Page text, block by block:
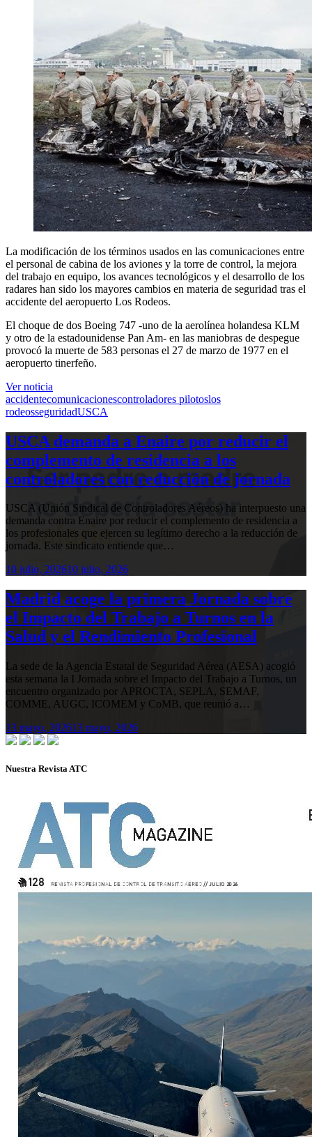
La modificación de los términos usados en las comunicaciones entre
el personal de cabina de los aviones y la torre de control, la mejora
del trabajo en equipo, los avances tecnológicos y el desarrollo de los
radares han sido los mayores cambios en materia de seguridad tras el
accidente del aeropuerto Los Rodeos.
El choque de dos Boeing 747 -uno de la aerolínea holandesa KLM
y otro de la estadounidense Pan Am- en las maniobras de despegue
provocó la muerte de 583 personas el 27 de marzo de 1977 en el
aeropuerto tinerfeño.
Ver noticia
accidentecomunicacionescontroladores pilotoslos
rodeosseguridadUSCA
USCA demanda a Enaire por reducir el
complemento de residencia a los
controladores con reducción de jornada
USCA (Unión Sindical de Controladores Aéreos) ha interpuesto una
demanda contra Enaire por reducir el complemento de residencia a
los profesionales que ejercen su legítimo derecho a la reducción de
jornada. Este sindicato entiende que…
10 julio, 202610 julio, 2026
Madrid acoge la primera Jornada sobre
el Impacto del Trabajo a Turnos en la
Salud y el Rendimiento Profesional
La sede de la Agencia Estatal de Seguridad Aérea (AESA) acogió
esta semana la I Jornada sobre el Impacto del Trabajo a Turnos, un
encuentro organizado por APROCTA, SEPLA, SEMAF,
COMME, AUGC, ICOMEM y CoMB, que reunió a…
13 mayo, 202613 mayo, 2026
Nuestra Revista ATC